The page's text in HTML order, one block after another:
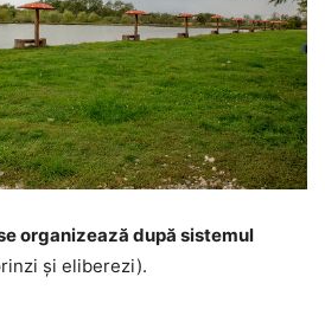
organizează după sistemul
și eliberezi).